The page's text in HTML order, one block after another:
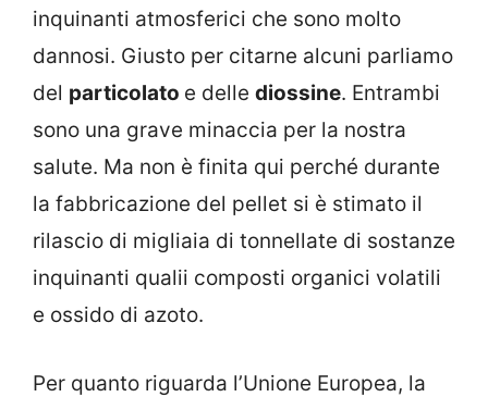
inquinanti atmosferici che sono molto
dannosi. Giusto per citarne alcuni parliamo
del particolato e delle diossine. Entrambi
sono una grave minaccia per la nostra
salute. Ma non è finita qui perché durante
la fabbricazione del pellet si è stimato il
rilascio di migliaia di tonnellate di sostanze
inquinanti qualii composti organici volatili
e ossido di azoto.
Per quanto riguarda l’Unione Europea, la